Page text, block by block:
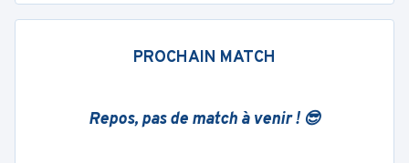
PROCHAIN MATCH
Repos, pas de match à venir ! 😎